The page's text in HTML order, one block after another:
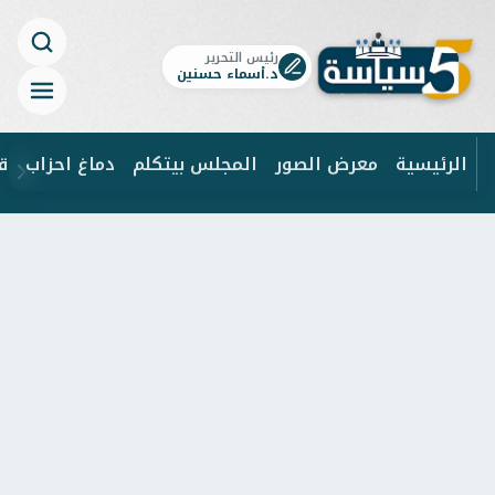
رئيس التحرير
د.أسماء حسنين
الرئيسية معرض الصور المجلس بيتكلم دماغ احزاب